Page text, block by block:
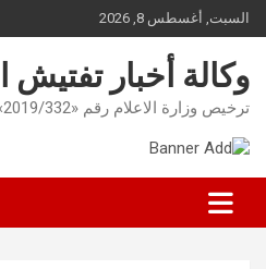
Skip
to
content
السبت, أغسطس 8, 2026
وكالة أخبار تفتيش
ترخيص وزارة الاعلام رقم «2019/332» للتواصل : 51787720